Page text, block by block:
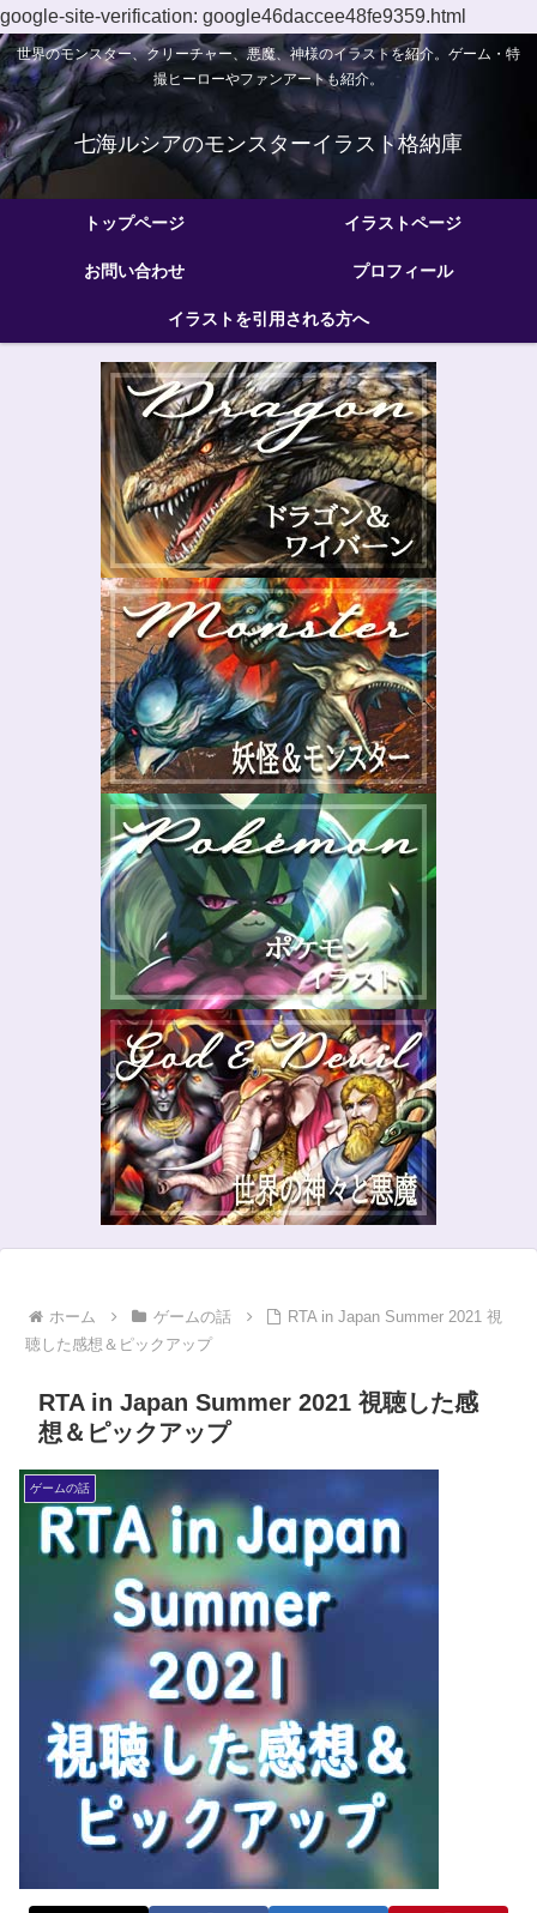
google-site-verification: google46daccee48fe9359.html
世界のモンスター、クリーチャー、悪魔、神様のイラストを紹介。ゲーム・特
撮ヒーローやファンアートも紹介。
七海ルシアのモンスターイラスト格納庫
トップページ イラストページ
お問い合わせ プロフィール
イラストを引用される方へ
ホーム ゲームの話
RTA in Japan Summer 2021 視
聴した感想＆ピックアップ
RTA in Japan Summer 2021 視聴した感
想＆ピックアップ
ゲームの話